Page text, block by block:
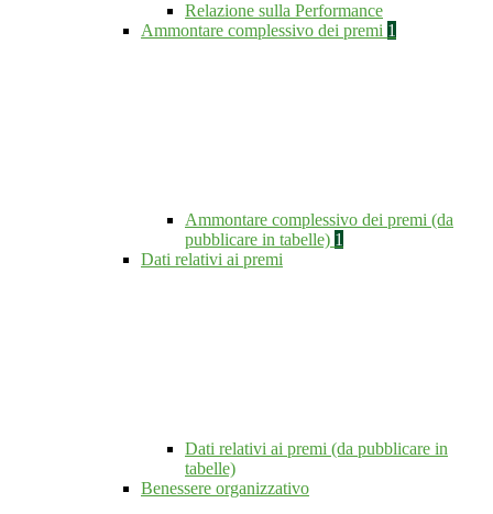
Relazione sulla Performance
Ammontare complessivo dei premi 1
Ammontare complessivo dei premi (da
pubblicare in tabelle) 1
Dati relativi ai premi
Dati relativi ai premi (da pubblicare in
tabelle)
Benessere organizzativo